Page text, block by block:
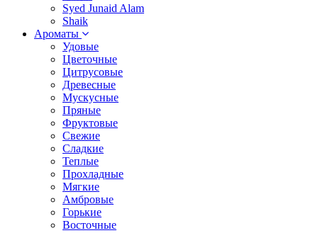
Syed Junaid Alam
Shaik
Ароматы
Удовые
Цветочные
Цитрусовые
Древесные
Мускусные
Пряные
Фруктовые
Свежие
Сладкие
Теплые
Прохладные
Мягкие
Амбровые
Горькие
Восточные